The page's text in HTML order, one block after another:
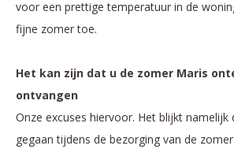
voor een prettige temperatuur in de
fijne zomer toe.
Het kan zijn dat u de zomer Maris
ontvangen
Onze excuses hiervoor. Het blijkt namelijk
gegaan tijdens de bezorging van de